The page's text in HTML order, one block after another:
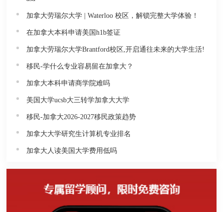
加拿大劳瑞尔大学 | Waterloo 校区，解锁完整大学体验！
在加拿大本科申请美国h1b签证
加拿大劳瑞尔大学Brantford校区,开启通往未来的大学生活!
移民-学什么专业容易留在加拿大？
加拿大本科申请商学院难吗
美国大学ucsb大三转学加拿大大学
移民-加拿大2026-2027移民政策趋势
加拿大大学研究生计算机专业排名
加拿大人读美国大学费用低吗